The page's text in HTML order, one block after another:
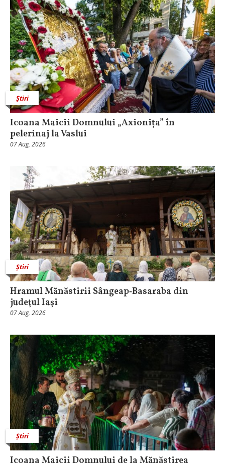
Știri
Icoana Maicii Domnului „Axionița” în
pelerinaj la Vaslui
07 Aug, 2026
Știri
Hramul Mănăstirii Sângeap‑Basaraba din
judeţul Iaşi
07 Aug, 2026
Știri
Icoana Maicii Domnului de la Mănăstirea